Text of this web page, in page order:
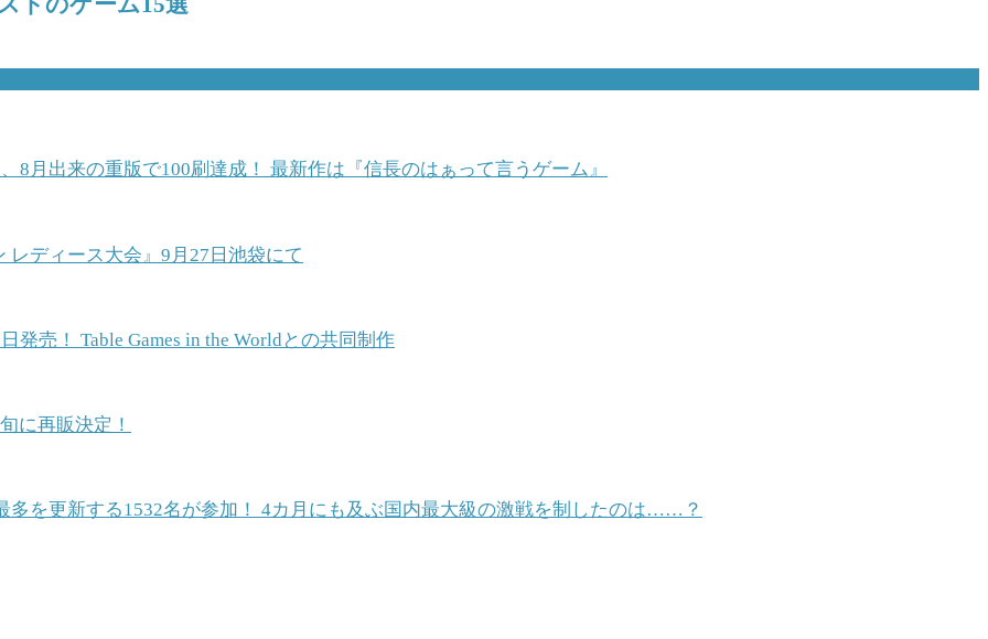
8月出来の重版で100刷達成！ 最新作は『信長のはぁって言うゲーム』
レディース大会』9月27日池袋にて
売！ Table Games in the Worldとの共同制作
に再販決定！
多を更新する1532名が参加！ 4カ月にも及ぶ国内最大級の激戦を制したのは……？